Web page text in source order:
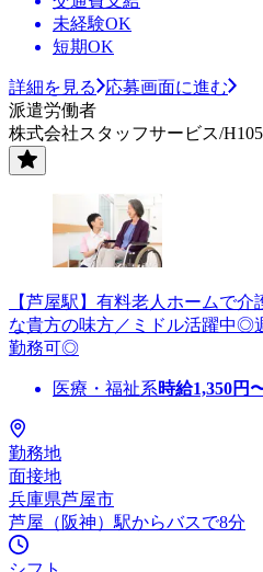
未経験OK
短期OK
詳細を見る
応募画面に進む
派遣労働者
株式会社スタッフサービス/
【芦屋駅】有料老人ホームで介
な貴方の味方／ミドル活躍中◎
勤務可◎
医療・福祉系時給1,350円
勤務地
面接地
兵庫県芦屋市
芦屋（阪神）駅からバスで8分